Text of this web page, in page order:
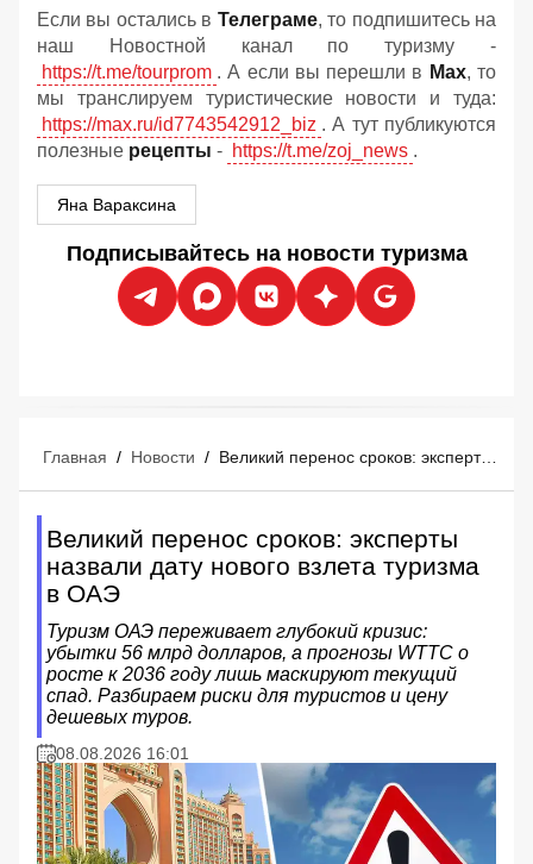
Если вы остались в Телеграме, то подпишитесь на
наш Новостной канал по туризму -
https://t.me/tourprom . А если вы перешли в Мах, то
мы транслируем туристические новости и туда:
https://max.ru/id7743542912_biz . А тут публикуются
полезные рецепты - https://t.me/zoj_news .
Яна Вараксина
Подписывайтесь на новости туризма
Главная / Новости / Великий перенос сроков: эксперты назвали дату нового взлета туризма в ОАЭ
Великий перенос сроков: эксперты
назвали дату нового взлета туризма
в ОАЭ
Туризм ОАЭ переживает глубокий кризис:
убытки 56 млрд долларов, а прогнозы WTTC о
росте к 2036 году лишь маскируют текущий
спад. Разбираем риски для туристов и цену
дешевых туров.
08.08.2026 16:01